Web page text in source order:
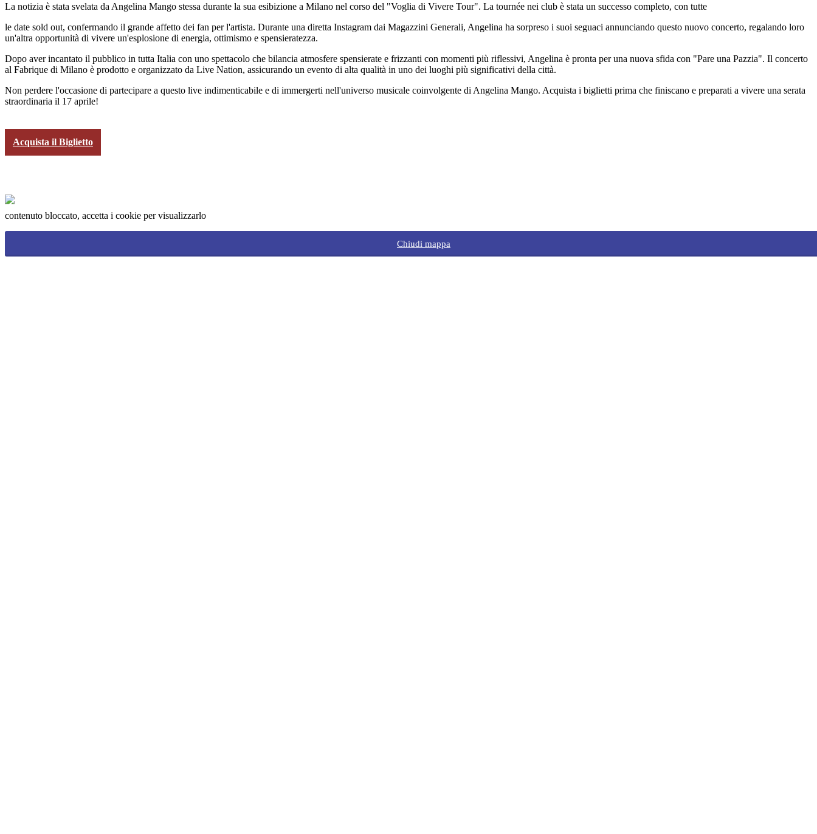
La notizia è stata svelata da Angelina Mango stessa durante la sua esibizione a Milano nel corso del "Voglia di Vivere Tour". La tournée nei club è stata un successo completo, con tutte
le date sold out, confermando il grande affetto dei fan per l'artista. Durante una diretta Instagram dai Magazzini Generali, Angelina ha sorpreso i suoi seguaci annunciando questo nuovo concerto, regalando loro
un'altra opportunità di vivere un'esplosione di energia, ottimismo e spensieratezza.
Dopo aver incantato il pubblico in tutta Italia con uno spettacolo che bilancia atmosfere spensierate e frizzanti con momenti più riflessivi, Angelina è pronta per una nuova sfida con "Pare una Pazzia". Il concerto
al Fabrique di Milano è prodotto e organizzato da Live Nation, assicurando un evento di alta qualità in uno dei luoghi più significativi della città.
Non perdere l'occasione di partecipare a questo live indimenticabile e di immergerti nell'universo musicale coinvolgente di Angelina Mango. Acquista i biglietti prima che finiscano e preparati a vivere una serata
straordinaria il 17 aprile!
Acquista il Biglietto
contenuto bloccato, accetta i cookie per visualizzarlo
Chiudi mappa